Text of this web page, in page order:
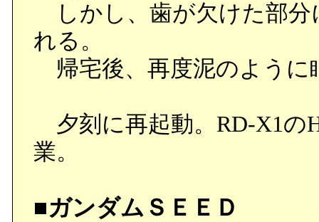
しかし、歯が欠けた部分
れる。
帰宅後、再度泥のよう
夕刻に再起動。RD-X1の
業。
■ガンダムＳＥＥＤ